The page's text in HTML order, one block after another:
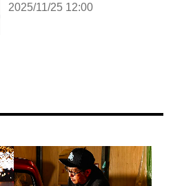
2025/11/25 12:00